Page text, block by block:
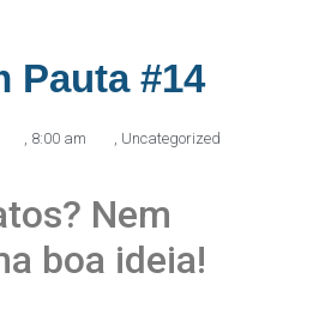
Pauta #14
, 8:00 am , Uncategorized
Nem
boa ideia!